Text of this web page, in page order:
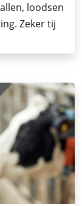
loodsen
Zeker tij